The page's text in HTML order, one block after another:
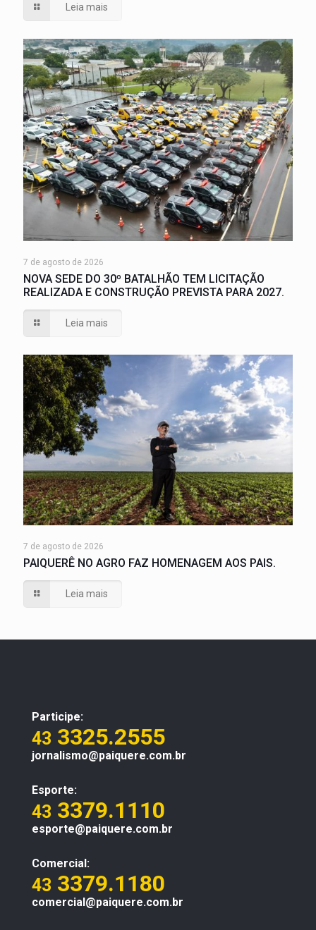
Leia mais
7 de agosto de 2026
NOVA SEDE DO 30º BATALHÃO TEM LICITAÇÃO
REALIZADA E CONSTRUÇÃO PREVISTA PARA 2027.
Leia mais
7 de agosto de 2026
PAIQUERÊ NO AGRO FAZ HOMENAGEM AOS PAIS.
Leia mais
Participe:
43 3325.2555
jornalismo@paiquere.com.br
Esporte:
43 3379.1110
esporte@paiquere.com.br
Comercial:
43 3379.1180
comercial@paiquere.com.br